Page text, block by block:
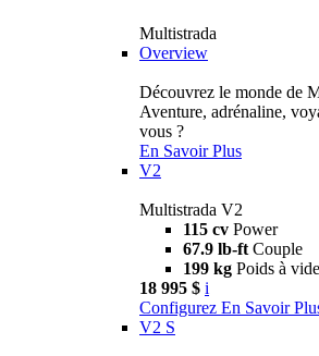
Multistrada
Overview
Découvrez le monde de
Aventure, adrénaline,
vous ?
En Savoir Plus
V2
Multistrada V2
115 cv Power
67.9 lb-ft Couple
199 kg Poids à
18 995 $ i
Configurez En Savoir
V2 S